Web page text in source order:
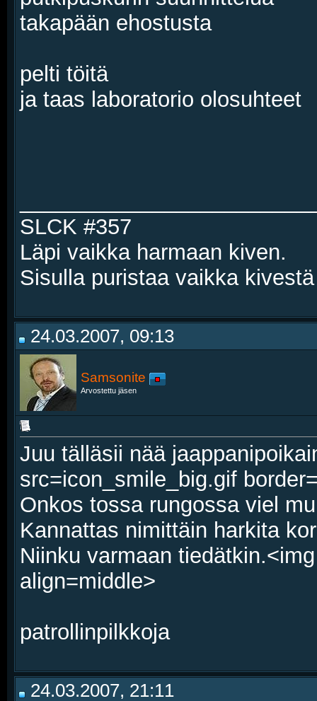
takapään ehostusta
pelti töitä
ja taas laboratorio olosuhteet
SLCK #357
Läpi vaikka harmaan kiven.
Sisulla puristaa vaikka
24.03.2007, 09:13
Samsonite
Arvostettu jäsen
Juu tälläsii nää
src=icon_smile_big.gif
Onkos tossa rungossa viel
Kannattas nimittäin harkita
Niinku varmaan
align=middle>
patrollinpilkkoja
24.03.2007, 21:11